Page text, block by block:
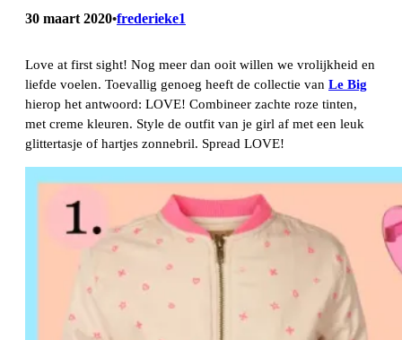
30 maart 2020•frederieke1
Love at first sight! Nog meer dan ooit willen we vrolijkheid en
liefde voelen. Toevallig genoeg heeft de collectie van Le Big
hierop het antwoord: LOVE! Combineer zachte roze tinten,
met creme kleuren. Style de outfit van je girl af met een leuk
glittertasje of hartjes zonnebril. Spread LOVE!